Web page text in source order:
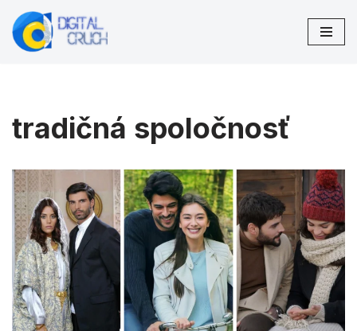
Preskočiť
tradičná spoločnosť